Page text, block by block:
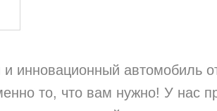
инновационный автомобиль
то, что вам нужно! У нас